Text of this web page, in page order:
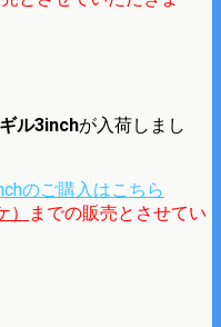
ル3inchが入荷しまし
のご購入はこちら
）
までの販売とさせてい